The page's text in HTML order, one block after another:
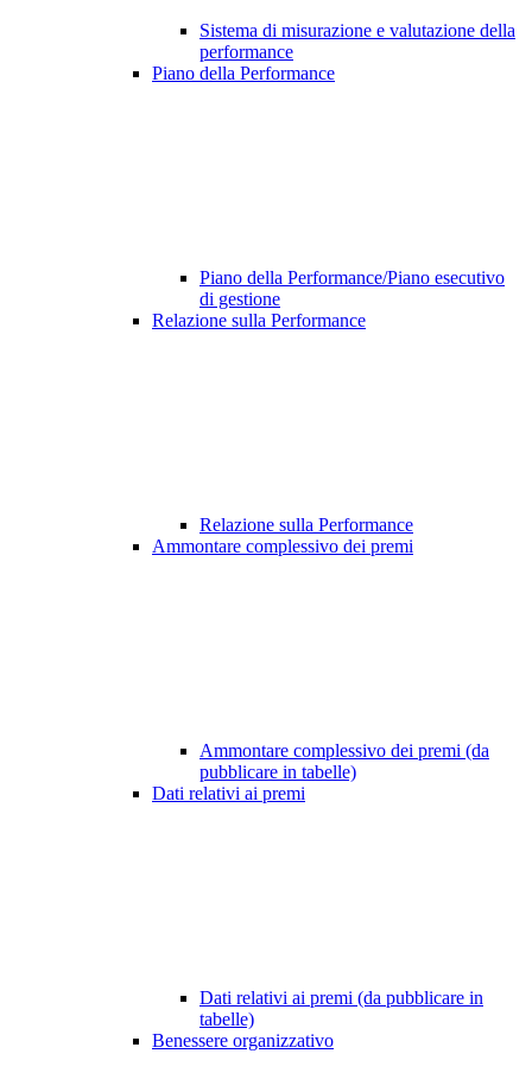
Sistema di misurazione e valutazione della
performance
Piano della Performance
Piano della Performance/Piano esecutivo
di gestione
Relazione sulla Performance
Relazione sulla Performance
Ammontare complessivo dei premi
Ammontare complessivo dei premi (da
pubblicare in tabelle)
Dati relativi ai premi
Dati relativi ai premi (da pubblicare in
tabelle)
Benessere organizzativo